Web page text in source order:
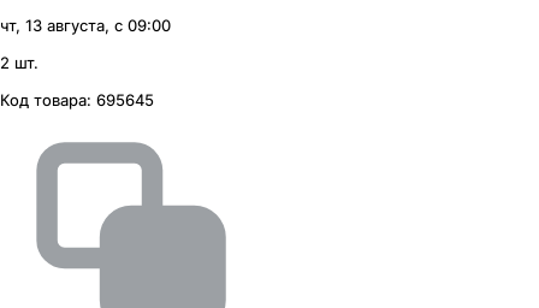
чт, 13 августа, с 09:00
2 шт.
Код товара: 695645